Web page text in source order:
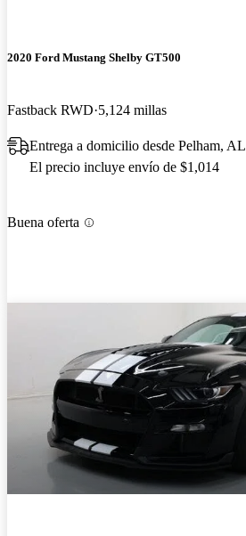
2020 Ford Mustang Shelby GT500
Fastback RWD 5,124 millas
Entrega a domicilio desde Pelham, AL
El precio incluye envío de $1,014
Buena oferta